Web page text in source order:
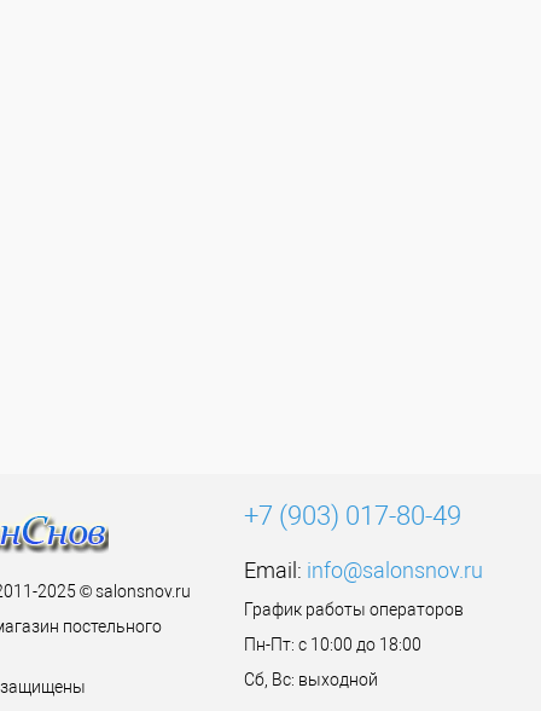
2025 © salonsnov.ru
постельного
защищены
+7 (903) 017-80-49
Email: info@salonsnov.ru
График работы операторов
Пн-Пт: с 10:00 до 18:00
Сб, Вс: выходной